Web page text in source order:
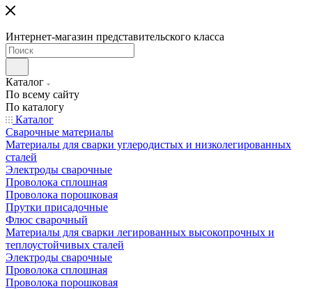
Интернет-магазин представительского класса
Каталог
По всему сайту
По каталогу
Каталог
Сварочные материалы
Материалы для сварки углеродистых и низколегированных
сталей
Электроды сварочные
Проволока сплошная
Проволока порошковая
Прутки присадочные
Флюс сварочный
Материалы для сварки легированных высокопрочных и
теплоустойчивых сталей
Электроды сварочные
Проволока сплошная
Проволока порошковая